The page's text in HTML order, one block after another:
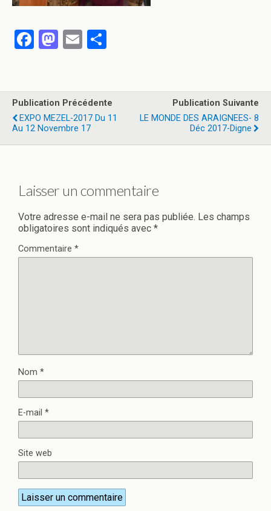
F
b
o
o
M
o
d
o
E
g
er
Publication Précédente
EXPO MEZEL-2017 Du 11
Au 12 Novembre 17
Publication Suivante
LE MONDE DES ARAIGNEES- 8
Déc 2017-Digne
Laisser un commentaire
Votre adresse e-mail ne sera pas publiée. Les champs
obligatoires sont indiqués avec *
Commentaire *
Nom *
E-mail *
Site web